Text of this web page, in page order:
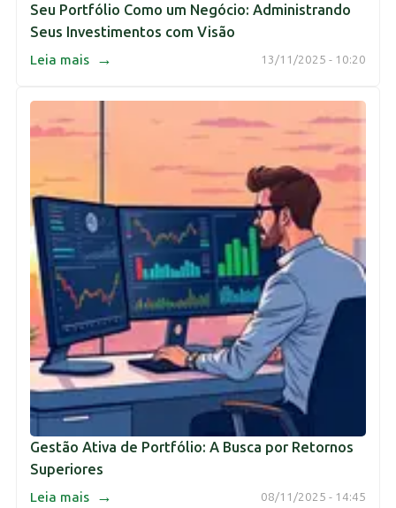
Seu Portfólio Como um Negócio: Administrando
Seus Investimentos com Visão
13/11/2025 - 10:20
Leia mais →
Gestão Ativa de Portfólio: A Busca por Retornos
Superiores
08/11/2025 - 14:45
Leia mais →